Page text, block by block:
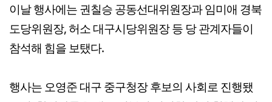
이날 행사에는 권칠승 공동선대위원장과 임미애 경북
도당위원장, 허소 대구시당위원장 등 당 관계자들이
참석해 힘을 보탰다.
행사는 오영준 대구 중구청장 후보의 사회로 진행됐